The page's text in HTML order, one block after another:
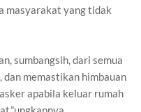
masyarakat yang tidak
sumbangsih, dari semua
memastikan himbauan
apabila keluar rumah